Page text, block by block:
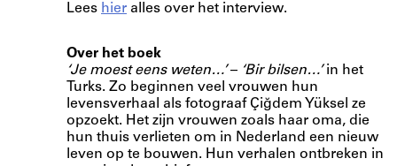
Lees hier alles over het interview.
Over het boek
‘Je moest eens weten…’– ‘Bir bilsen…’in het
Turks. Zo beginnen veel vrouwen hun
levensverhaal als fotograaf Çiğdem Yüksel ze
opzoekt. Het zijn vrouwen zoals haar oma, die
hun thuis verlieten om in Nederland een nieuw
leven op te bouwen. Hun verhalen ontbreken in